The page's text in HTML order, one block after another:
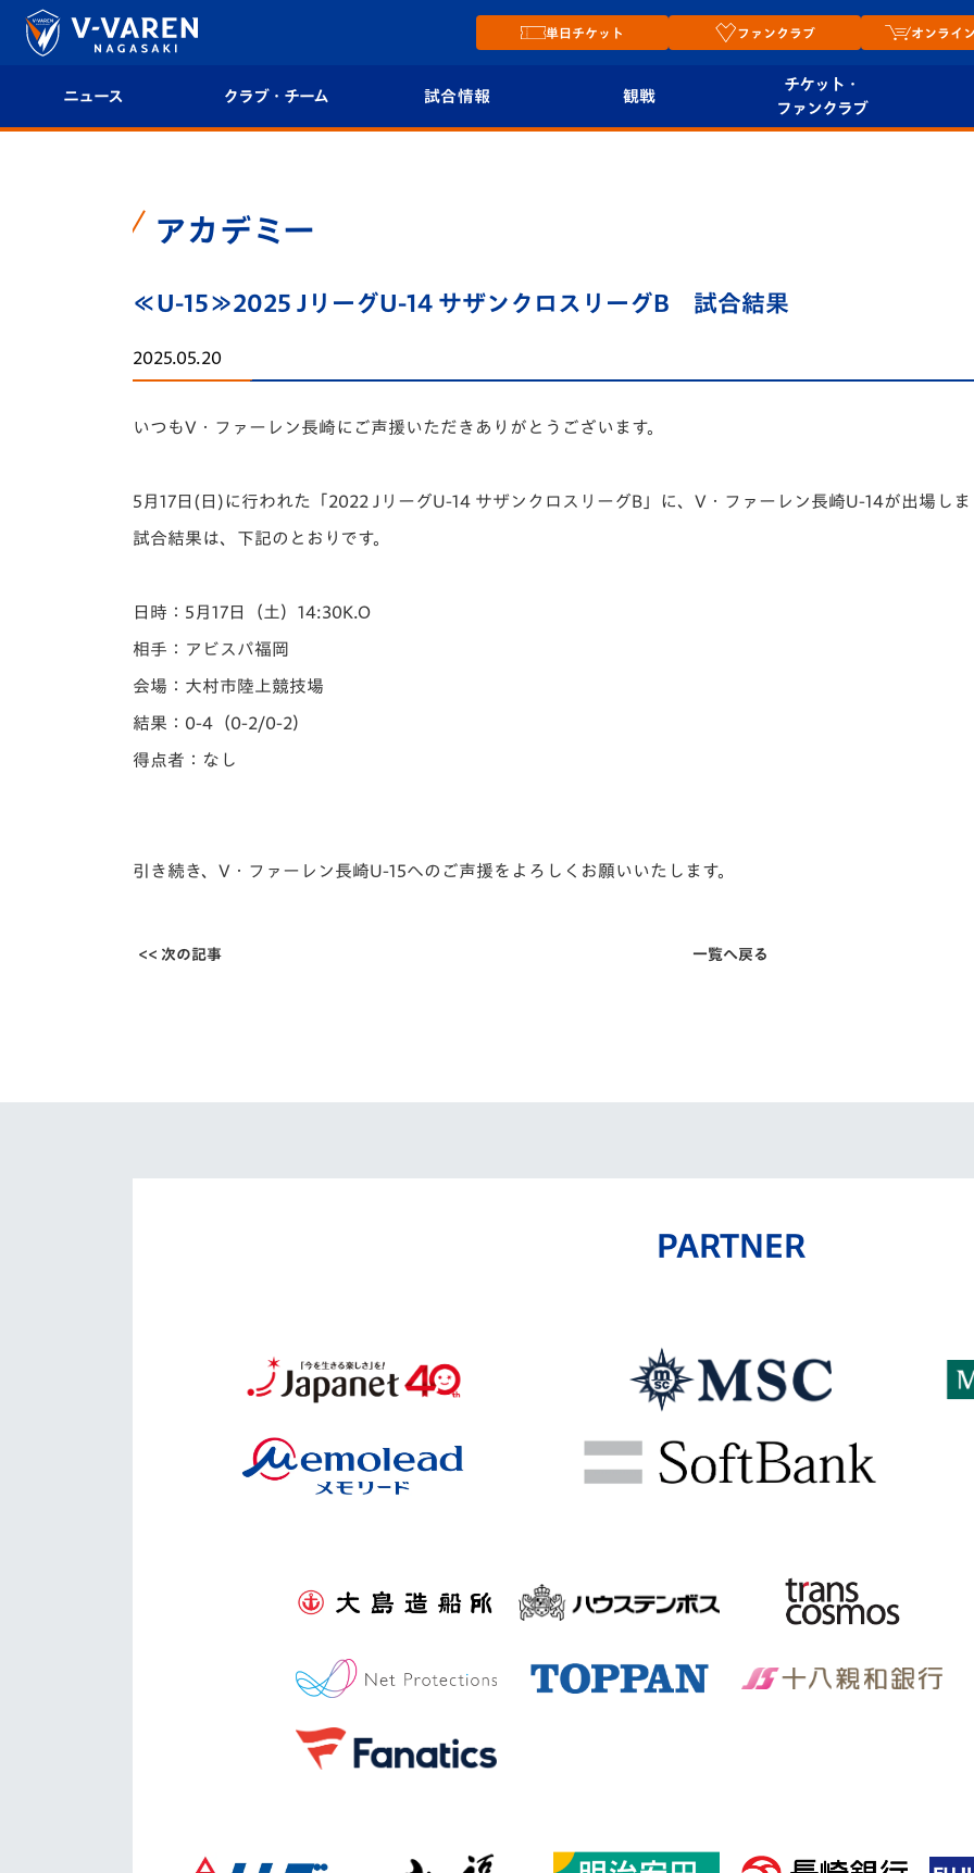
単日チケット ファンクラブ オンライン
ニュース クラブ・チーム
選手プロフィール
スタッフプロフィール
チームスケジュール
場）
応援メディア
平和祈念活動
試合情報
フォトギャラリー
スタジアムグルメ
観戦
Revive Team
ヴィヴィくんの長崎
V-EXPRESS（ユニフ
チケット・
ファンクラブ
アカデミー
≪U-15≫2025 JリーグU-14 サザンクロスリーグB 試合結果
2025.05.20
いつもV・ファーレン長崎にご声援いただきありがとうございます。
5月17日(日)に行われた「️2022 JリーグU-14 サザンクロスリーグB」に、V・ファーレン長崎U-14が出場しま
試合結果は、下記のとおりです。
日時：5月17日（土）14:30K.O
相手：アビスパ福岡
会場：大村市陸上競技場
結果：0-4（0-2/0-2）
得点者：なし
引き続き、V・ファーレン長崎U-15へのご声援をよろしくお願いいたします。
<< 次の記事 一覧へ戻る
PARTNER